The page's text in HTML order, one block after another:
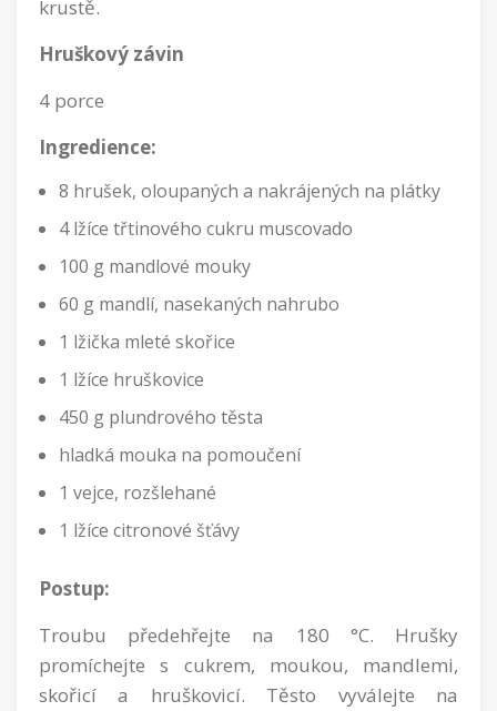
krustě.
Hruškový závin
4 porce
Ingredience:
8 hrušek, oloupaných a nakrájených na plátky
4 lžíce třtinového cukru muscovado
100 g mandlové mouky
60 g mandlí, nasekaných nahrubo
1 lžička mleté skořice
1 lžíce hruškovice
450 g plundrového těsta
hladká mouka na pomoučení
1 vejce, rozšlehané
1 lžíce citronové šťávy
Postup:
Troubu předehřejte na 180 °C. Hrušky
promíchejte s cukrem, moukou, mandlemi,
skořicí a hruškovicí. Těsto vyválejte na